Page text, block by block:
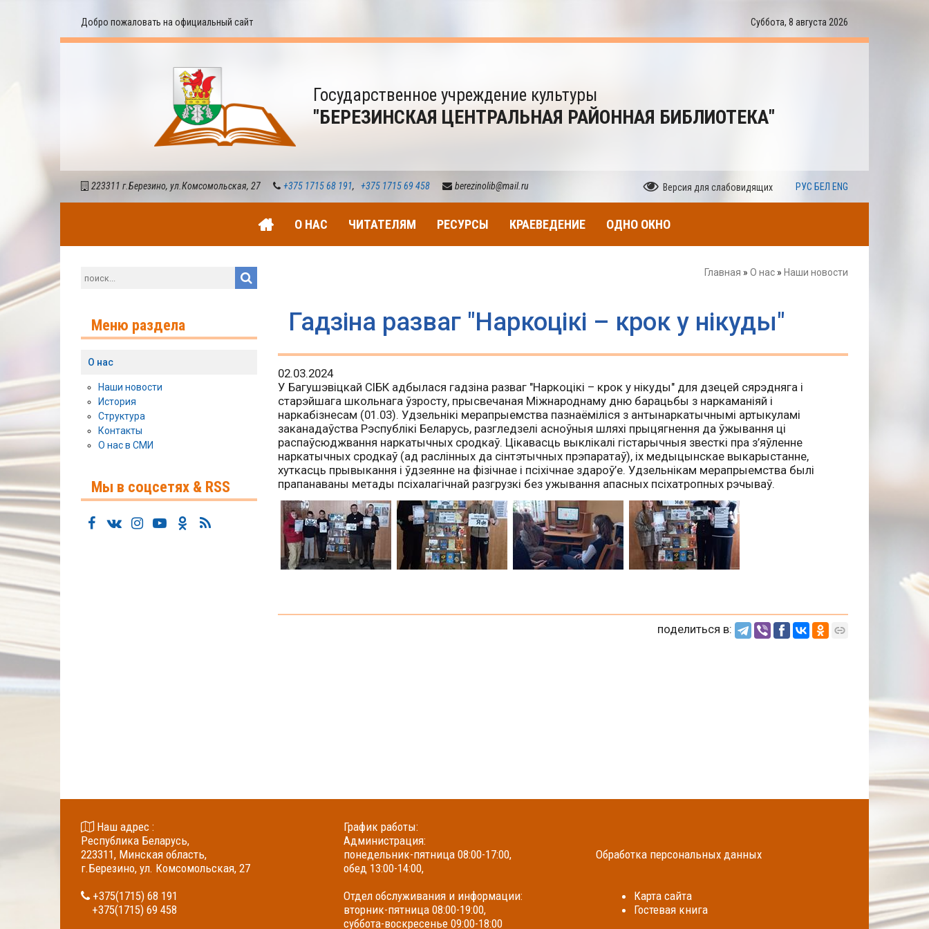
Добро пожаловать на официальный сайт Суббота, 8 августа 2026
Государственное учреждение культуры
"БЕРЕЗИНСКАЯ ЦЕНТРАЛЬНАЯ РАЙОННАЯ БИБЛИОТЕКА"
223311 г.Березино, ул.Комсомольская, 27 +375 1715 68 191, +375 1715 69 458 berezinolib@mail.ru Версия для слабовидящих РУС БЕЛ ENG
О НАС ЧИТАТЕЛЯМ РЕСУРСЫ КРАЕВЕДЕНИЕ ОДНО ОКНО
Главная » О нас » Наши новости
Гадзіна разваг "Наркоцікі – крок у нікуды"
02.03.2024
У Багушэвіцкай СІБК адбылася гадзіна разваг "Наркоцікі – крок у нікуды" для дзецей сярэдняга і
старэйшага школьнага ўзросту, прысвечаная Міжнароднаму дню барацьбы з наркаманіяй і
наркабізнесам (01.03). Удзельнікі мерапрыемства пазнаёміліся з антынаркатычнымі артыкуламі
заканадаўства Рэспублікі Беларусь, разгледзелі асноўныя шляхі прыцягнення да ўжывання ці
распаўсюджвання наркатычных сродкаў. Цікавасць выклікалі гістарычныя звесткі пра з’яўленне
наркатычных сродкаў (ад раслінных да сінтэтычных прэпаратаў), іх медыцынскае выкарыстанне,
хуткасць прывыкання і ўдзеянне на фізічнае і псіхічнае здароў’е. Удзельнікам мерапрыемства былі
прапанаваны метады псіхалагічнай разгрузкі без ужывання апасных псіхатропных рэчываў.
поделиться в:
Меню раздела
О нас
Наши новости
История
Структура
Контакты
О нас в СМИ
Мы в соцсетях & RSS
Наш адрес :
Республика Беларусь,
223311, Минская область,
г.Березино, ул. Комсомольская, 27
+375(1715) 68 191
+375(1715) 69 458
График работы:
Администрация:
понедельник-пятница 08:00-17:00,
обед 13:00-14:00,
Отдел обслуживания и информации:
вторник-пятница 08:00-19:00,
суббота-воскресенье 09:00-18:00
Обработка персональных данных
Карта сайта
Гостевая книга